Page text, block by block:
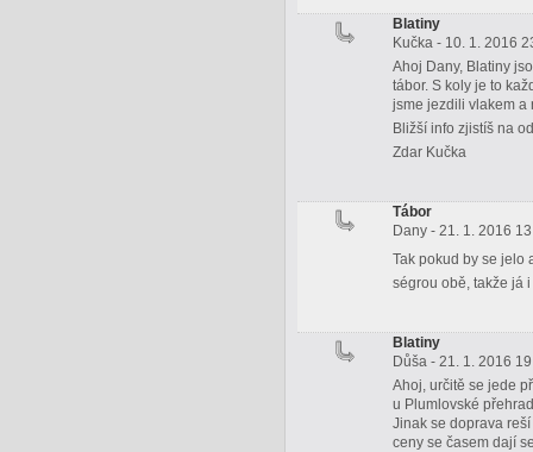
Blatiny
Kučka - 10. 1. 2016
Ahoj Dany, Blatiny
tábor. S koly je to
jsme jezdili vlakem a
Bližší info zjistíš na
Zdar Kučka
Tábor
Dany - 21. 1. 2016
Tak pokud by se jelo
ségrou obě, takže já
Blatiny
Důša - 21. 1. 2016
Ahoj, určitě se jede
u Plumlovské
Jinak se doprava
ceny se časem dají